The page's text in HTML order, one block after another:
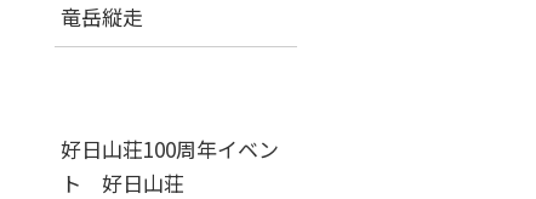
竜岳縦走
好日山荘100周年イベン
ト 好日山荘